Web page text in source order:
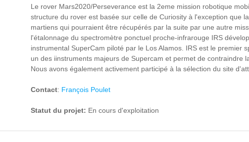
Le rover Mars2020/Perseverance est la 2eme mission robotique
structure du rover est basée sur celle de Curiosity à l'exception que
martiens qui pourraient être récupérés par la suite par une autre
l'étalonnage du spectromètre ponctuel proche-infrarouge IRS
instrumental SuperCam piloté par le Los Alamos. IRS est le
un des iinstruments majeurs de Supercam et permet de contraindre
Nous avons également activement participé à la sélection du site
Contact: François Poulet
Statut du projet: En cours d'exploitation